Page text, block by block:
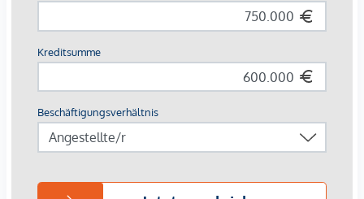
Museen sowie die Innenstadt und Grünflächen
vervollständigen die traumhafte Lage.
Einen detaillierteren Einblick finden Sie auf unsererEHL-
Projekthomepage
Bereits fertiggestellt!